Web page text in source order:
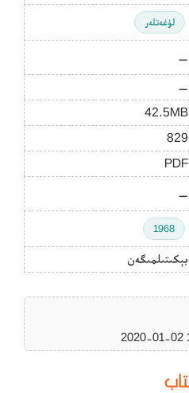
لۇغەتلەر
—
—
42.5MB
829
PDF
—
1968
بېكىتىلمىگەن